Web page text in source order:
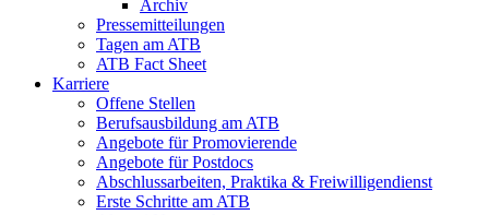
Archiv
Pressemitteilungen
Tagen am ATB
ATB Fact Sheet
Karriere
Offene Stellen
Berufsausbildung am ATB
Angebote für Promovierende
Angebote für Postdocs
Abschlussarbeiten, Praktika & Freiwilligendienst
Erste Schritte am ATB